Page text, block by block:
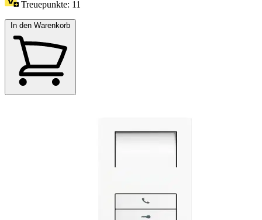
Treuepunkte: 11
In den Warenkorb